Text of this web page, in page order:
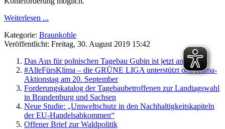
Weiterlesen ...
Kategorie: Braunkohle
Veröffentlicht: Freitag, 30. August 2019 15:42
Das Aus für polnischen Tagebau Gubin ist jetzt amtlich
#AlleFürsKlima – die GRÜNE LIGA unterstützt den Klima-
Aktionstag am 20. September
Forderungskatalog der Tagebaubetroffenen zur Landtagswahl
in Brandenburg und Sachsen
Neue Studie: „Umweltschutz in den Nachhaltigkeitskapiteln
der EU-Handelsabkommen“
Offener Brief zur Waldpolitik